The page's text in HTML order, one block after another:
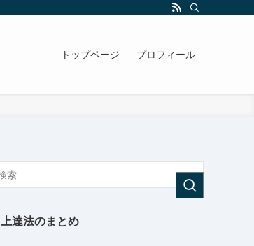
トップページ プロフィール
上達法のまとめ